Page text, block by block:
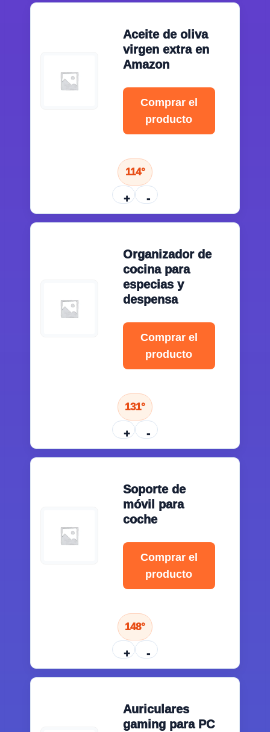
Aceite de oliva
virgen extra en
Amazon
Comprar el
producto
114°
+ -
Organizador de
cocina para
especias y
despensa
Comprar el
producto
131°
+ -
Soporte de
móvil para
coche
Comprar el
producto
148°
+ -
Auriculares
gaming para PC